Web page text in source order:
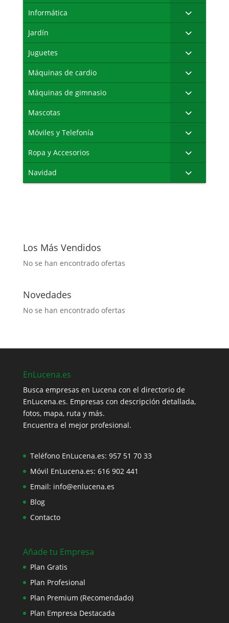
Informática
Jardín
Juguetes
Máquinas de cardio
Máquinas de gimnasio
Mascotas
Móviles y Telefonía
Ropa y Accesorios
Navidad
Los Más Vendidos
No se han encontrado ofertas
Novedades
No se han encontrado ofertas
EnLucena.es
Busca empresas en Lucena con el directorio de
EnLucena.es. Empresas con descripción detallada,
fotos, mapa, ruta y más.
Encuentra el mejor profesional.
Teléfono EnLucena.es: 957 51 70 33
Móvil EnLucena.es: 616 902 441
Email: info@enlucena.es
Blog
Contacto
Añade tu Empresa
Plan Gratis
Plan Profesional
Plan Premium (Recomendado)
Plan Empresa Destacada